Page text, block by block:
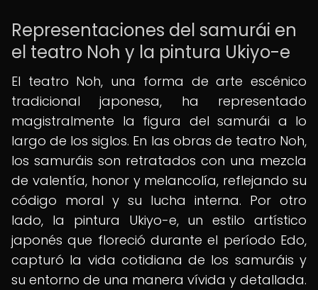
Representaciones del samurái en
el teatro Noh y la pintura Ukiyo-e
El teatro Noh, una forma de arte escénico
tradicional japonesa, ha representado
magistralmente la figura del samurái a lo
largo de los siglos. En las obras de teatro Noh,
los samuráis son retratados con una mezcla
de valentía, honor y melancolía, reflejando su
código moral y su lucha interna. Por otro
lado, la pintura Ukiyo-e, un estilo artístico
japonés que floreció durante el período Edo,
capturó la vida cotidiana de los samuráis y
su entorno de una manera vívida y detallada.